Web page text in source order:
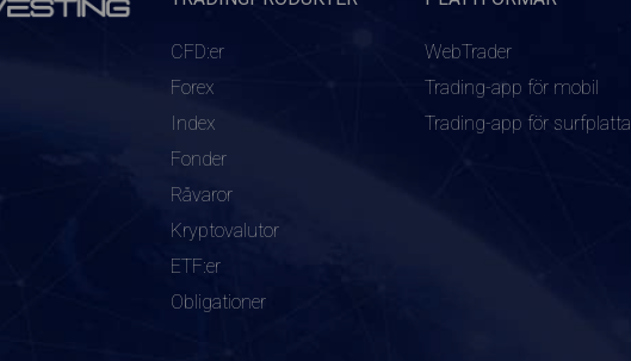
CFD:er
Forex
Index
Fonder
Råvaror
Kryptovalutor
ETF:er
Obligationer
WebTrader
Trading-app för mobil
Trading-app för surfplatta